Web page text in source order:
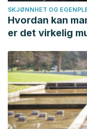
SKJØNNHET OG
Hvordan kan
er det virkelig